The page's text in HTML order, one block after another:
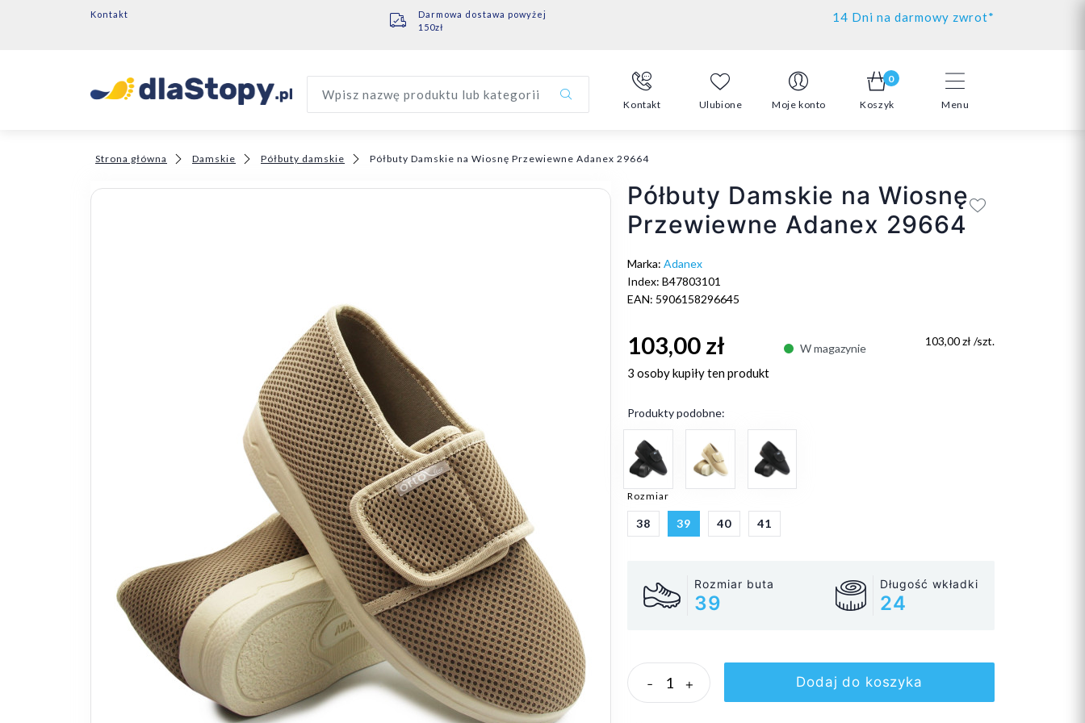
Kontakt
Darmowa dostawa powyżej
150zł
14 Dni na darmowy zwrot*
Menu
Wpisz nazwę produktu lub kategorii
Kontakt Ulubione Moje konto
0
Koszyk
Strona główna Damskie Półbuty damskie Półbuty Damskie na Wiosnę Przewiewne Adanex 29664
Półbuty Damskie na Wiosnę
Przewiewne Adanex 29664
Marka: Adanex
Index: B47803101
EAN: 5906158296645
103,00 zł W magazynie
103,00 zł /szt.
3 osobykupiły ten produkt
Produkty podobne:
Rozmiar
38 39 40 41
Rozmiar buta
39
Długość wkładki
24
- + Dodaj do koszyka